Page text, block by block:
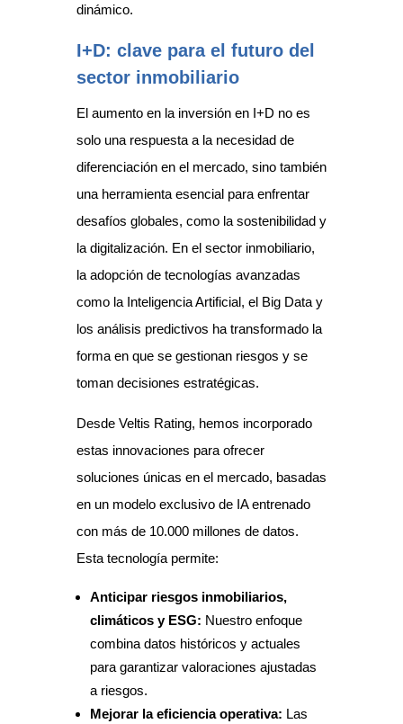
dinámico.
I+D: clave para el futuro del
sector inmobiliario
El aumento en la inversión en I+D no es
solo una respuesta a la necesidad de
diferenciación en el mercado, sino también
una herramienta esencial para enfrentar
desafíos globales, como la sostenibilidad y
la digitalización. En el sector inmobiliario,
la adopción de tecnologías avanzadas
como la Inteligencia Artificial, el Big Data y
los análisis predictivos ha transformado la
forma en que se gestionan riesgos y se
toman decisiones estratégicas.
Desde Veltis Rating, hemos incorporado
estas innovaciones para ofrecer
soluciones únicas en el mercado, basadas
en un modelo exclusivo de IA entrenado
con más de 10.000 millones de datos.
Esta tecnología permite:
Anticipar riesgos inmobiliarios,
climáticos y ESG: Nuestro enfoque
combina datos históricos y actuales
para garantizar valoraciones ajustadas
a riesgos.
Mejorar la eficiencia operativa: Las